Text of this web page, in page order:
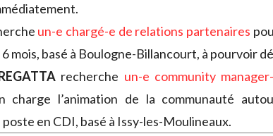
un-e chargé-e de relations partenaires
mois, basé à Boulogne-Billancourt, à pourvoir
recherche un-e community
charge l’animation de la communauté
en CDI, basé à Issy-les-Moulineaux.